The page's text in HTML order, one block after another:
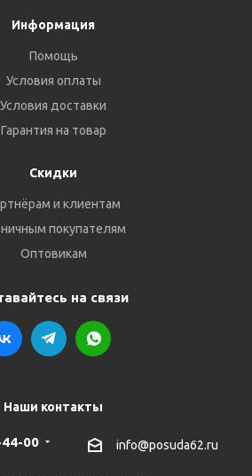
Информация
Помощь
Условия оплаты
Условия доставки
Гарантия на товар
Скидки
и клиентам
покупателям
Оптовикам
на связи
Наши контакты
00 info@posuda62.ru